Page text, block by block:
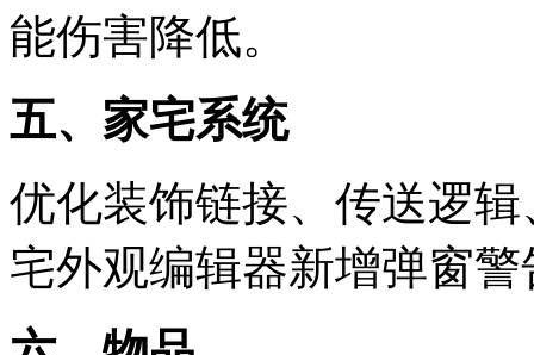
能伤害降低。
五、家宅系统
优化装饰链接、传送逻
宅外观编辑器新增弹窗